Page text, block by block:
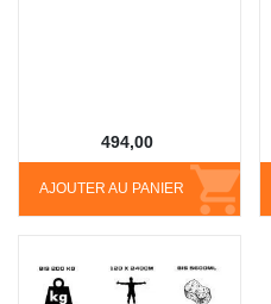
AJOUTER AU PANIER
494,00